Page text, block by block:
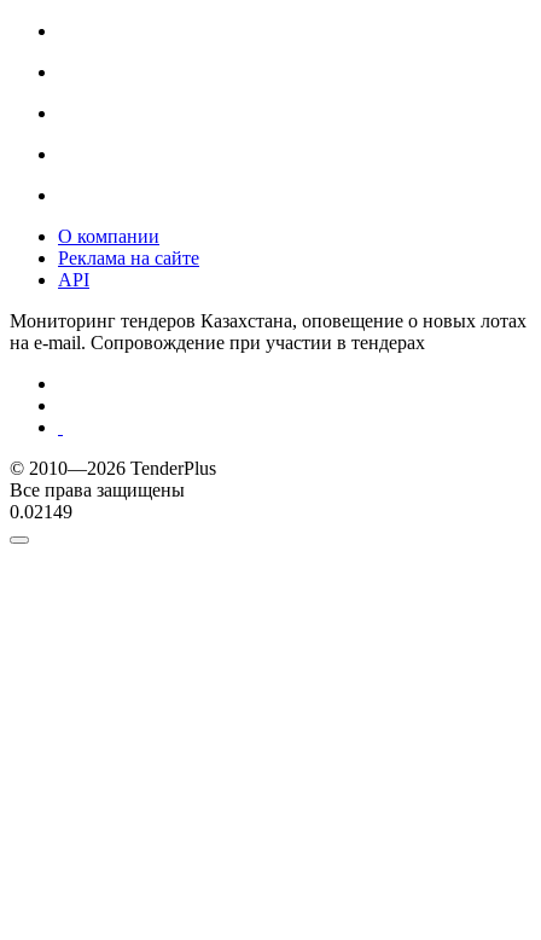
О компании
Реклама на сайте
API
Мониторинг тендеров Казахстана, оповещение о новых лотах
на e-mail. Сопровождение при участии в тендерах
© 2010—2026 TenderPlus
Все права защищены
0.02149